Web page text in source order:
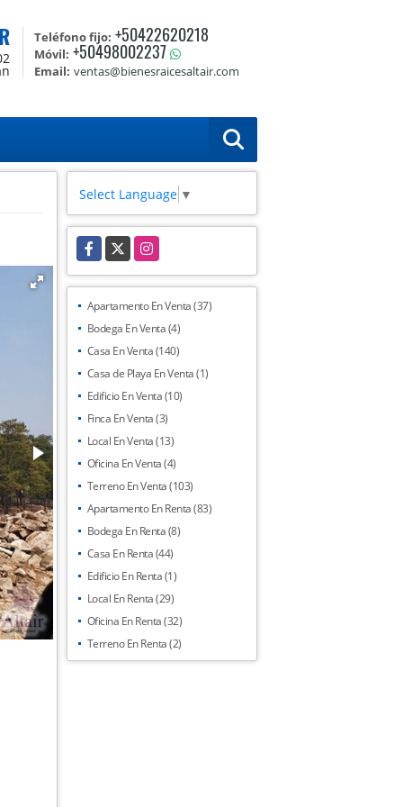
Teléfono fijo: +50422620218
Móvil: +50498002237
Email: ventas@bienesraicesaltair.com
Select Language ▼
Facebook
X Instagram
Apartamento En Venta (37)
Bodega En Venta (4)
Casa En Venta (140)
Casa de Playa En Venta (1)
Edificio En Venta (10)
Finca En Venta (3)
Local En Venta (13)
Oficina En Venta (4)
Terreno En Venta (103)
Apartamento En Renta (83)
Bodega En Renta (8)
Casa En Renta (44)
Edificio En Renta (1)
Local En Renta (29)
Oficina En Renta (32)
Terreno En Renta (2)